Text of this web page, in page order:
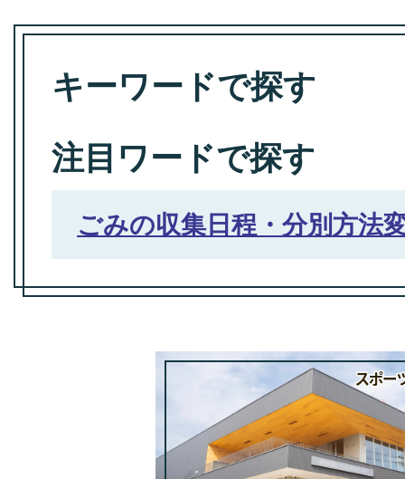
キーワードで探す
注目ワードで探す
ごみの収集日程・分別方法